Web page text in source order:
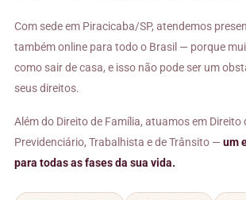
Com sede em Piracicaba/SP, atendemos
também online para todo o Brasil — porque
como sair de casa, e isso não pode ser um
seus direitos.
Além do Direito de Família, atuamos em Direito
Previdenciário, Trabalhista e de Trânsito — um
para todas as fases da sua vida.